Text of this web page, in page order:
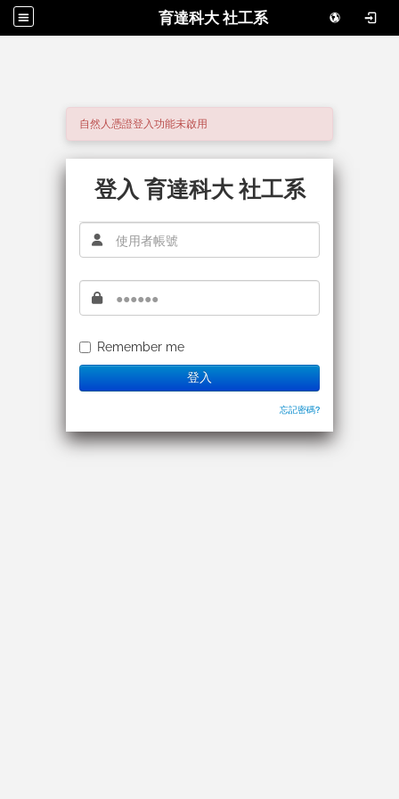
育達科大 社工系
自然人憑證登入功能未啟用
登入 育達科大 社工系
Remember me
登入
忘記密碼?